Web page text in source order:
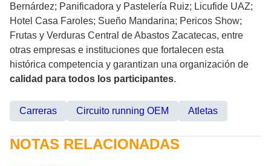
Bernárdez; Panificadora y Pastelería Ruiz; Licufide UAZ;
Hotel Casa Faroles; Sueño Mandarina; Pericos Show;
Frutas y Verduras Central de Abastos Zacatecas, entre
otras empresas e instituciones que fortalecen esta
histórica competencia y garantizan una organización de
calidad para todos los participantes.
Carreras Circuito running OEM Atletas
NOTAS RELACIONADAS